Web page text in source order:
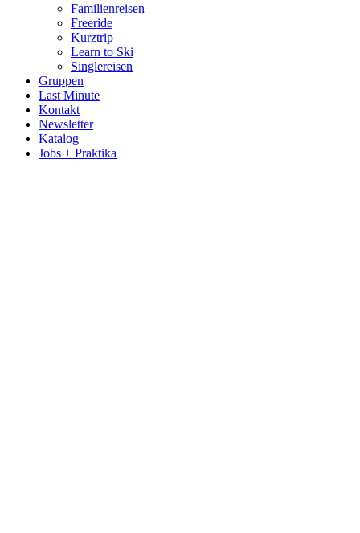
Familienreisen
Freeride
Kurztrip
Learn to Ski
Singlereisen
Gruppen
Last Minute
Kontakt
Newsletter
Katalog
Jobs + Praktika